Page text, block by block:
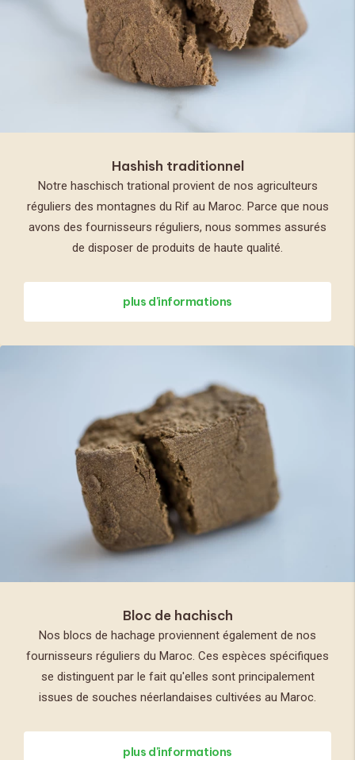
Hashish traditionnel
Notre haschisch trational provient de nos agriculteurs
réguliers des montagnes du Rif au Maroc. Parce que nous
avons des fournisseurs réguliers, nous sommes assurés
de disposer de produits de haute qualité.
plus d'informations
Bloc de hachisch
Nos blocs de hachage proviennent également de nos
fournisseurs réguliers du Maroc. Ces espèces spécifiques
se distinguent par le fait qu'elles sont principalement
issues de souches néerlandaises cultivées au Maroc.
plus d'informations